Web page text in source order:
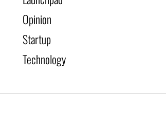
Opinion
Startup
Technology